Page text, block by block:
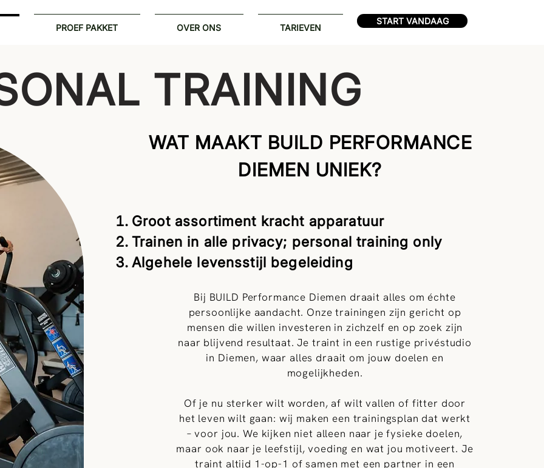
PROEF PAKKET OVER ONS TARIEVEN
START VANDAAG
WAT MAAKT BUILD PERFORMANCE
DIEMEN UNIEK?
Groot assortiment kracht apparatuur
Trainen in alle privacy; personal training only
Algehele levensstijl begeleiding
Bij BUILD Performance Diemen draait alles om échte
persoonlijke aandacht. Onze trainingen zijn gericht op
mensen die willen investeren in zichzelf en op zoek zijn
naar blijvend resultaat. Je traint in een rustige privéstudio
in Diemen, waar alles draait om jouw doelen en
mogelijkheden.
Of je nu sterker wilt worden, af wilt vallen of fitter door
het leven wilt gaan: wij maken een trainingsplan dat werkt
– voor jou. We kijken niet alleen naar je fysieke doelen,
maar ook naar je leefstijl, voeding en wat jou motiveert. Je
traint altijd 1-op-1 of samen met een partner in een
TRAINING